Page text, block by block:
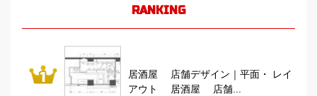
RANKING
居酒屋 店舗デザイン｜平面・ レイ
アウト 居酒屋 店舗...